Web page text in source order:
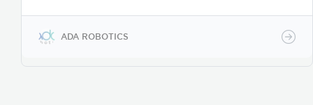
plazo. En esta primera fase, la organización descubre
cuáles son aquellos procesos idóneos capaces de
generar un alto impacto en la organización
ADA ROBOTICS